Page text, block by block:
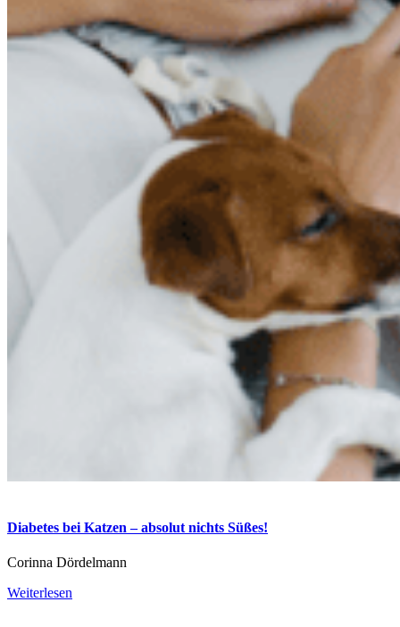
Diabetes bei Katzen – absolut nichts Süßes!
Corinna Dördelmann
Weiterlesen